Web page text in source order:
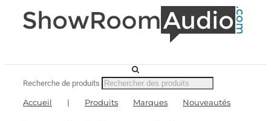
Recherche de produits
Accueil | Produits Marques Nouveautés